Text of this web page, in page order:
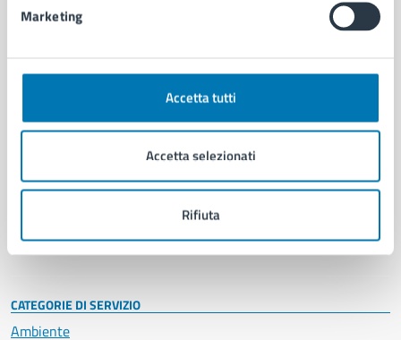
Marketing
Accetta tutti
Accetta selezionati
Rifiuta
Aree amministrative
Uffici
Politici
Intranet, posta aziendale e protocollo
CATEGORIE DI SERVIZIO
Ambiente